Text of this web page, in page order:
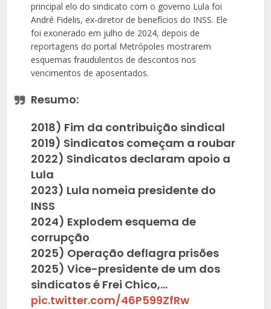
principal elo do sindicato com o governo Lula foi
André Fidelis, ex-diretor de benefícios do INSS. Ele
foi exonerado em julho de 2024, depois de
reportagens do portal Metrópoles mostrarem
esquemas fraudulentos de descontos nos
vencimentos de aposentados.
Resumo:
2018) Fim da contribuição sindical
2019) Sindicatos começam a roubar
2022) Sindicatos declaram apoio a
Lula
2023) Lula nomeia presidente do
INSS
2024) Explodem esquema de
corrupção
2025) Operação deflagra prisões
2025) Vice-presidente de um dos
sindicatos é Frei Chico,…
pic.twitter.com/46P599ZfRw